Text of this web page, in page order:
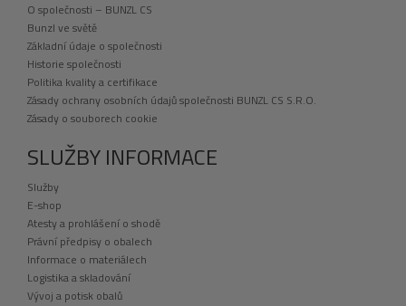
O společnosti – BUNZL CS
Bunzl ve světě
Základní údaje o společnosti
Historie společnosti
Politika kvality a certifikace
Zásady ochrany osobních údajů společnosti BUNZL CS S.R.O.
Zásady o souborech cookie
SLUŽBY INFORMACE
Služby
E-shop
Atesty a prohlášení o shodě
Právní předpisy o obalech
Informace o materiálech
Logistika a skladování
Vývoj a potisk obalů